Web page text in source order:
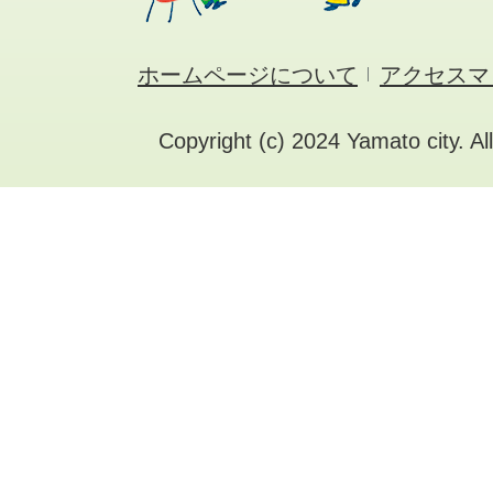
ホームページについて アクセス
Copyright (c) 2024 Yamato city.